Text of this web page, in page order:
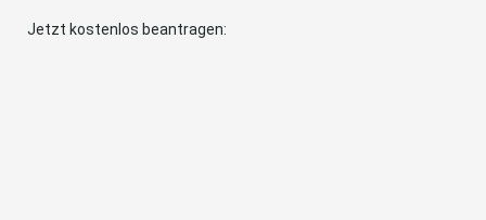
Jetzt kostenlos beantragen: